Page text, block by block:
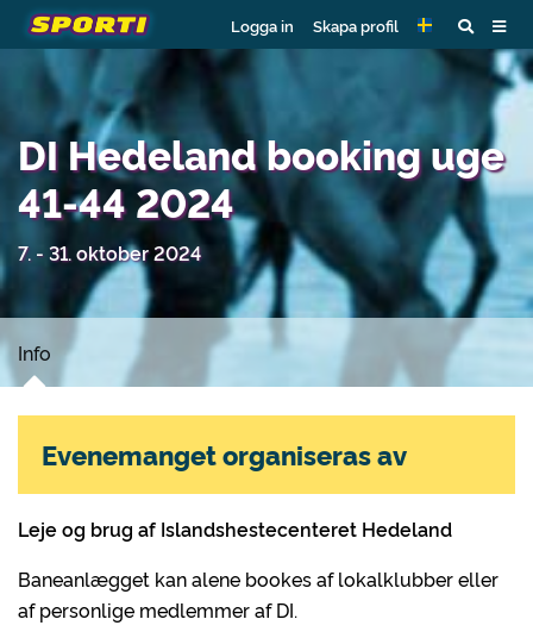
Logga in Skapa profil
DI Hedeland booking uge
41-44 2024
7. - 31. oktober 2024
Info
Leje og brug af Islandshestecenteret Hedeland
Baneanlægget kan alene bookes af lokalklubber eller
af personlige medlemmer af DI.
Evenemanget organiseras av